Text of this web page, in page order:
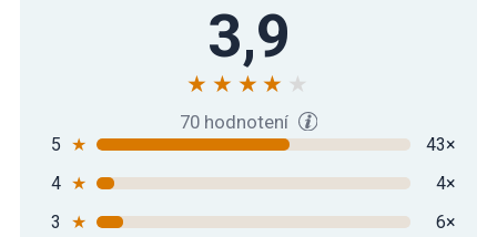
3,9
70 hodnotení
5 ★
43×
4 ★
4×
3
★
6×